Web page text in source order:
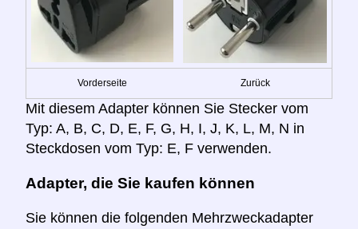
Vorderseite Zurück
Mit diesem Adapter können Sie Stecker vom
Typ: A, B, C, D, E, F, G, H, I, J, K, L, M, N in
Steckdosen vom Typ: E, F verwenden.
Adapter, die Sie kaufen können
Sie können die folgenden Mehrzweckadapter